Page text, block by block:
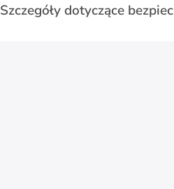
Szczegóły dotyczące